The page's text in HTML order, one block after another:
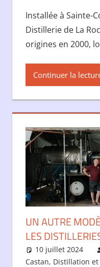
Installée à Sainte-
Distillerie de La
origines en 2000,
Continuer la
UN AUTRE
LES
10 juillet 2024
Castan, Distillation et